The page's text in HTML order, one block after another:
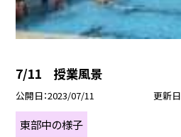
7/11 授業風景
公開日 2023/07/11 更新日
東部中の様子